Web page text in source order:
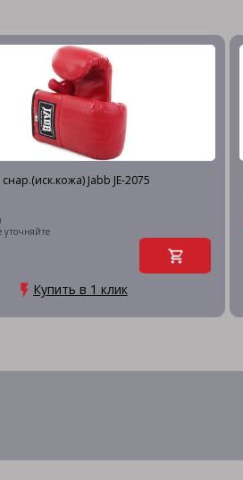
Jabb JE-2075
Купить в 1 клик